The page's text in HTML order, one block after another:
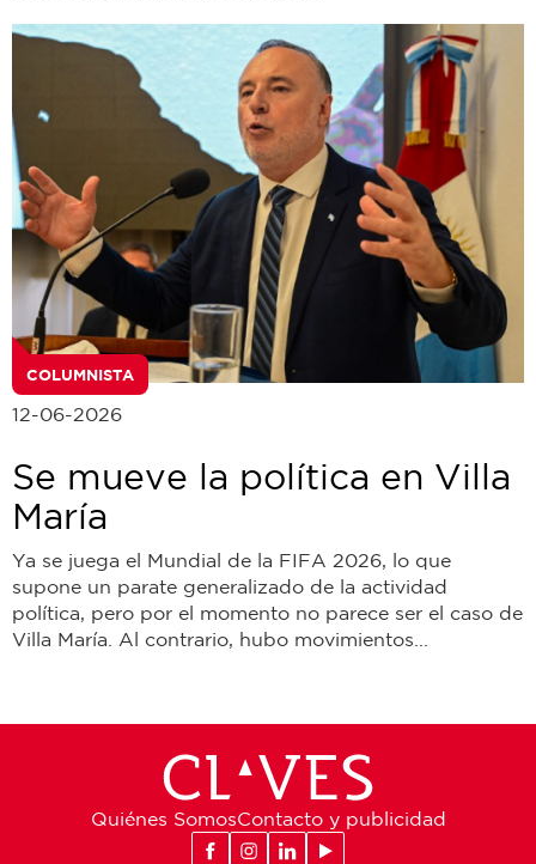
COLUMNISTA
12-06-2026
Se mueve la política en Villa
María
Ya se juega el Mundial de la FIFA 2026, lo que
supone un parate generalizado de la actividad
política, pero por el momento no parece ser el caso de
Villa María. Al contrario, hubo movimientos...
Quiénes SomosContacto y publicidad